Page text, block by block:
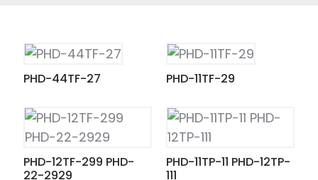
PHD-44TF-27 PHD-11TF-29
PHD-12TF-299 PHD-
22-2929
PHD-11TP-11 PHD-12TP-
111